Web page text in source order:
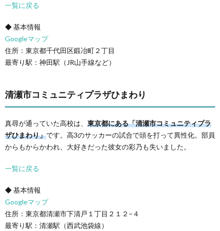
一覧に戻る
◆ 基本情報
Googleマップ
住所：東京都千代田区鍛冶町２丁目
最寄り駅：神田駅（JR山手線など）
清瀬市コミュニティプラザひまわり
真尋が通っていた高校は、 東京都にある「清瀬市コミュニティプラ
ザひまわり」です。高3のサッカーの試合で頭を打って異性化。部員
からもからかわれ、大好きだった彼女の彩乃も失いました。
一覧に戻る
◆ 基本情報
Googleマップ
住所：東京都清瀬市下清戸１丁目２１２−４
最寄り駅：清瀬駅（西武池袋線）